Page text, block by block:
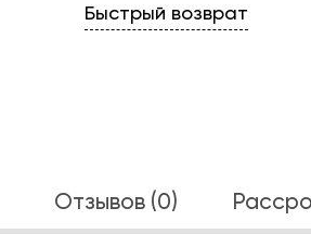
Быстрый возврат
Отзывов (0)